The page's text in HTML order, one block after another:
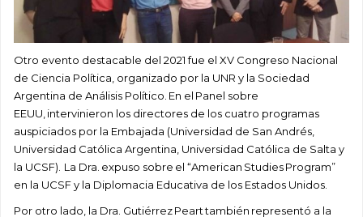
Otro evento destacable del 2021 fue el XV Congreso Nacional
de Ciencia Política, organizado por la UNR y la Sociedad
Argentina de Análisis Político. En el Panel sobre
EEUU, intervinieron los directores de los cuatro programas
auspiciados por la Embajada (Universidad de San Andrés,
Universidad Católica Argentina, Universidad Católica de Salta y
la UCSF). La Dra. expuso sobre el “American Studies Program”
en la UCSF y la Diplomacia Educativa de los Estados Unidos.
Por otro lado, la Dra. Gutiérrez Peart también representó a la